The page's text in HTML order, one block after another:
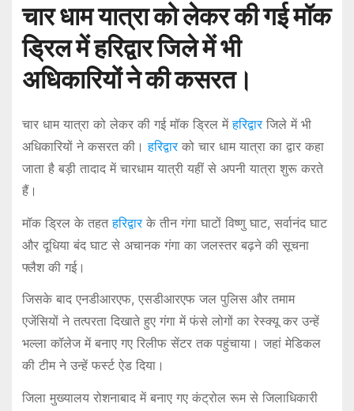
चार धाम यात्रा को लेकर की गई मॉक
ड्रिल में हरिद्वार जिले में भी
अधिकारियों ने की कसरत।
चार धाम यात्रा को लेकर की गई मॉक ड्रिल मेंहरिद्वारजिले में भी
अधिकारियों ने कसरत की।हरिद्वारको चार धाम यात्रा का द्वार कहा
जाता है बड़ी तादाद में चारधाम यात्री यहीं से अपनी यात्रा शुरू करते
हैं।
मॉक ड्रिल के तहतहरिद्वारके तीन गंगा घाटों विष्णु घाट, सर्वानंद घाट
और दूधिया बंद घाट से अचानक गंगा का जलस्तर बढ़ने की सूचना
फ्लैश की गई।
जिसके बाद एनडीआरएफ, एसडीआरएफ जल पुलिस और तमाम
एजेंसियों ने तत्परता दिखाते हुए गंगा में फंसे लोगों का रेस्क्यू कर उन्हें
भल्ला कॉलेज में बनाए गए रिलीफ सेंटर तक पहुंचाया। जहां मेडिकल
की टीम ने उन्हें फर्स्ट ऐड दिया।
जिला मुख्यालय रोशनाबाद में बनाए गए कंट्रोल रूम से जिलाधिकारी